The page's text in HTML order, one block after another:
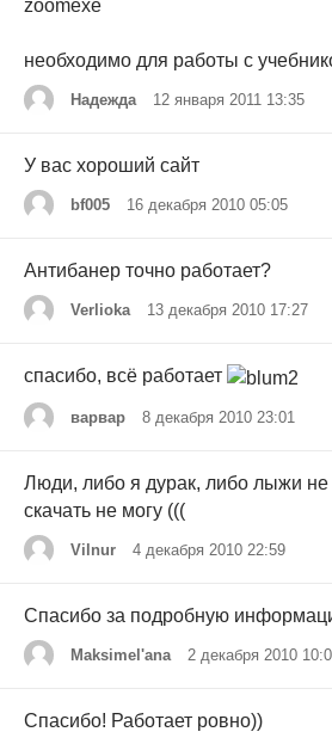
zoomexe
необходимо для работы с
Надежда 12 января 2011 13:35
У вас хороший сайт
bf005 16 декабря 2010 05:05
Антибанер точно работает?
Verlioka 13 декабря 2010 17:27
спасибо, всё работает
варвар 8 декабря 2010 23:01
Люди, либо я дурак, либо лыжи не
скачать не могу (((
Vilnur 4 декабря 2010 22:59
Спасибо за подробную
Maksimel'ana 2 декабря 2010
Спасибо! Работает ровно))